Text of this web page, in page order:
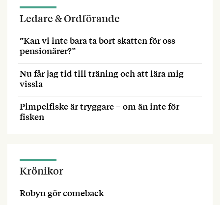
Ledare & Ordförande
”Kan vi inte bara ta bort skatten för oss
pensionärer?”
Nu får jag tid till träning och att lära mig
vissla
Pimpelfiske är tryggare – om än inte för
fisken
Krönikor
Robyn gör comeback